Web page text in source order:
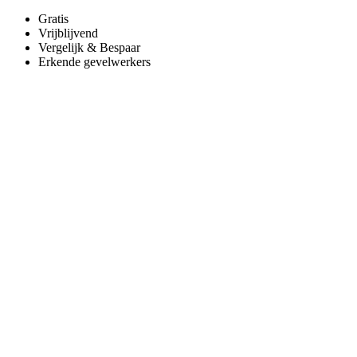
Gratis
Vrijblijvend
Vergelijk & Bespaar
Erkende gevelwerkers